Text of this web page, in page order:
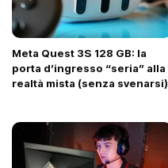
Meta Quest 3S 128 GB: la
porta d’ingresso “seria” alla
realtà mista (senza svenarsi)